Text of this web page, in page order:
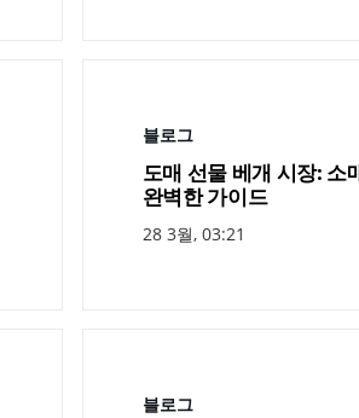
블로그
도매 선물 베개 시장: 소
완벽한 가이드
28 3월, 03:21
블로그